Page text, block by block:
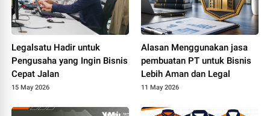
Legalsatu Hadir untuk
Pengusaha yang Ingin Bisnis
Cepat Jalan
15 May 2026
Alasan Menggunakan jasa
pembuatan PT untuk Bisnis
Lebih Aman dan Legal
11 May 2026